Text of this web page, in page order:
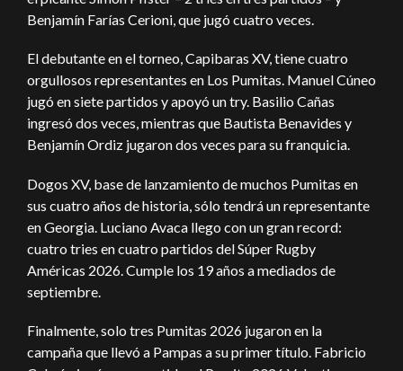
Benjamín Farías Cerioni, que jugó cuatro veces.
El debutante en el torneo, Capibaras XV, tiene cuatro
orgullosos representantes en Los Pumitas. Manuel Cúneo
jugó en siete partidos y apoyó un try. Basilio Cañas
ingresó dos veces, mientras que Bautista Benavides y
Benjamín Ordiz jugaron dos veces para su franquicia.
Dogos XV, base de lanzamiento de muchos Pumitas en
sus cuatro años de historia, sólo tendrá un representante
en Georgia. Luciano Avaca llego con un gran record:
cuatro tries en cuatro partidos del Súper Rugby
Américas 2026. Cumple los 19 años a mediados de
septiembre.
Finalmente, solo tres Pumitas 2026 jugaron en la
campaña que llevó a Pampas a su primer título. Fabricio